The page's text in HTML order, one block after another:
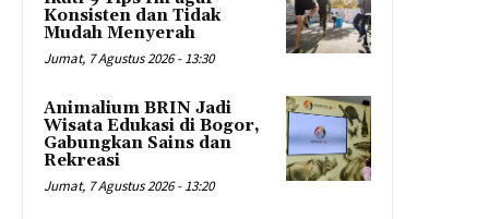
Konsisten dan Tidak
Mudah Menyerah
Jumat, 7 Agustus 2026 - 13:30
Animalium BRIN Jadi
Wisata Edukasi di Bogor,
Gabungkan Sains dan
Rekreasi
Jumat, 7 Agustus 2026 - 13:20